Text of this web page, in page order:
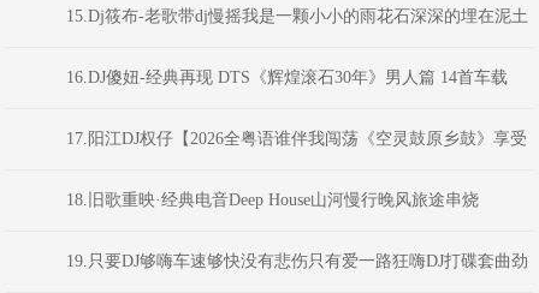
民谣.曼莉.九妹.天涯.少年壮志不言愁】
15.Dj筱布-老歌带dj慢摇我是一颗小小的雨花石深深的埋在泥土
之中FunkyHouse串烧
16.DJ傻妞-经典再现 DTS《辉煌滚石30年》男人篇 14首车载
(2026.8-Mix)17.阳江DJ权仔【2026全粤语谁伴我闯荡《空灵鼓原乡鼓》享受
极限魅力车载大碟】
18.旧歌重映·经典电音Deep House山河慢行晚风旅途串烧
19.只要DJ够嗨车速够快没有悲伤只有爱一路狂嗨DJ打碟套曲劲